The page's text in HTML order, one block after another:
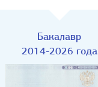
Бакалавр
2014-2026 года